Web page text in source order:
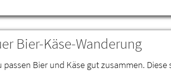
Bier-Käse-Wanderung
passen Bier und Käse gut zusammen.